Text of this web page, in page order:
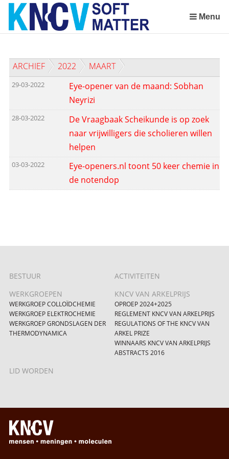
Sla
links
over
de
inhoud
het
Menu
ARCHIEF 2022 MAART
29-03-2022
Eye-opener van de maand: Sobhan
Neyrizi
28-03-2022
De Vraagbaak Scheikunde is op zoek
naar vrijwilligers die scholieren willen
helpen
03-03-2022
Eye-openers.nl toont 50 keer chemie in
de notendop
BESTUUR
ACTIVITEITEN
WERKGROEPEN
WERKGROEP COLLOÏDCHEMIE
WERKGROEP ELEKTROCHEMIE
WERKGROEP GRONDSLAGEN DER
THERMODYNAMICA
KNCV VAN ARKELPRIJS
OPROEP 2024+2025
REGLEMENT KNCV VAN ARKELPRIJS
REGULATIONS OF THE KNCV VAN
ARKEL PRIZE
WINNAARS KNCV VAN ARKELPRIJS
ABSTRACTS 2016
LID WORDEN